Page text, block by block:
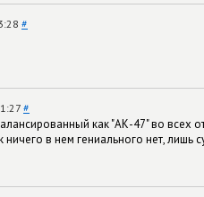
#
#
как "АК-47" во всех
ничего в нем гениального нет, лишь